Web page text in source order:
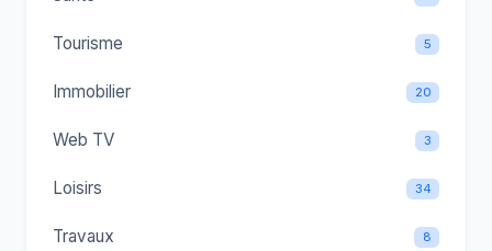
Tourisme 5
Immobilier 20
Web TV 3
Loisirs 34
Travaux 8